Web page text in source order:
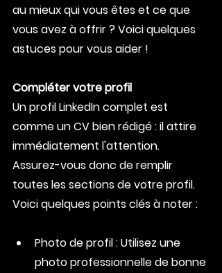
au mieux qui vous êtes et ce que
vous avez à offrir ? Voici quelques
astuces pour vous aider !
Compléter votre profil
Un profil LinkedIn complet est
comme un CV bien rédigé : il attire
immédiatement l'attention.
Assurez-vous donc de remplir
toutes les sections de votre profil.
Voici quelques points clés à noter :
Photo de profil : Utilisez une
photo professionnelle de bonne